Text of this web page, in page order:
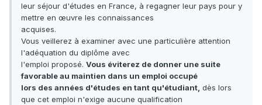
leur séjour d'études en France, à regagner leur pays pour y
mettre en œuvre les connaissances
acquises.
Vous veillerez à examiner avec une particulière attention
l'adéquation du diplôme avec
l'emploi proposé. Vous éviterez de donner une suite
favorable au maintien dans un emploi occupé
lors des années d'études en tant qu'étudiant, dès lors
que cet emploi n'exige aucune qualification